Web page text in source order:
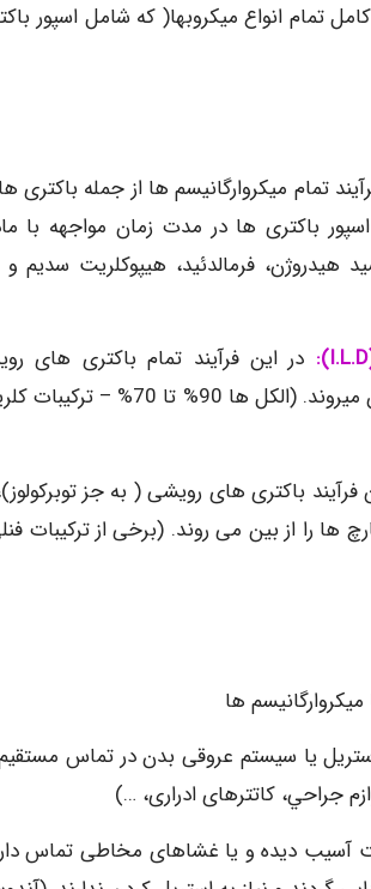
تمام انواع ميكروبها( كه شامل اسپور
تمام میکروارگانیسم ها از جمله
باکتری ها در مدت زمان مواجهه با
هیدروژن، فرمالدئید، هیپوکلریت
در این فرآیند تمام باکتری های
توبرکولوزیس)، ویروس های پوشش دار و قارچ
فرآیند باکتری های رویشی ( به جز
را از بین می روند. (برخی از ترکیبات
یا سیستم عروقی بدن در تماس مستقیم
جراحي، كاتترهای ادراری، …)
دیده و یا غشاهای مخاطی تماس